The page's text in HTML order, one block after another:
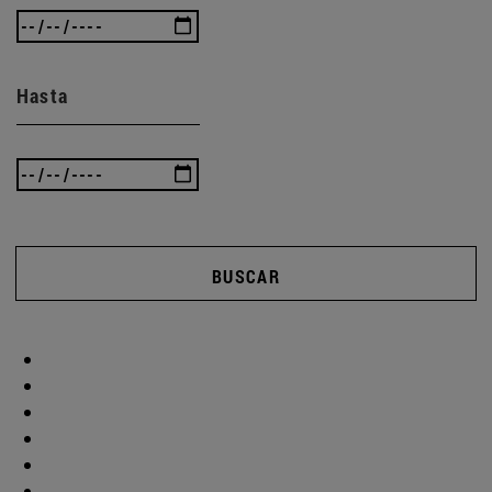
Hasta
BUSCAR